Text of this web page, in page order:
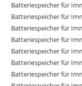
Batteriespeicher für
Batteriespeicher für
Batteriespeicher für
Batteriespeicher für
Batteriespeicher für
Batteriespeicher für
Batteriespeicher für